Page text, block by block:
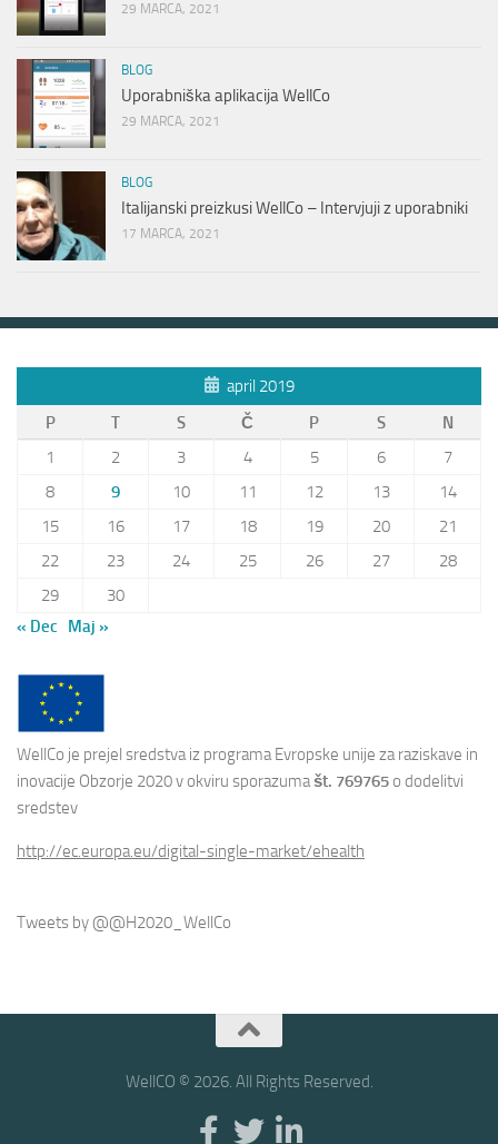
29 MARCA, 2021
BLOG
Uporabniška aplikacija WellCo
29 MARCA, 2021
BLOG
Italijanski preizkusi WellCo – Intervjuji z uporabniki
17 MARCA, 2021
april 2019
P
T S Č P S
N
1
2 3 4 5 6
7
8
9 10 11 12 13
14
15
16 17 18 19 20
21
22
23 24 25 26 27
28
29
30
« Dec
Maj »
WellCo je prejel sredstva iz programa Evropske unije za raziskave in
inovacije Obzorje 2020 v okviru sporazumašt. 769765 o dodelitvi
sredstev
http://ec.europa.eu/digital-single-market/ehealth
Tweets by @@H2020_WellCo
WellCO © 2026. All Rights Reserved.